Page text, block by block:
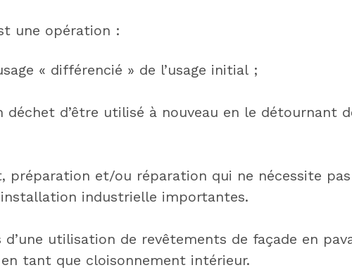
une opération :
« différencié » de l’usage initial ;
déchet d’être utilisé à nouveau en le détournant
préparation et/ou réparation qui ne nécessite
industrielle importantes.
d’une utilisation de revêtements de façade en
tant que cloisonnement intérieur.